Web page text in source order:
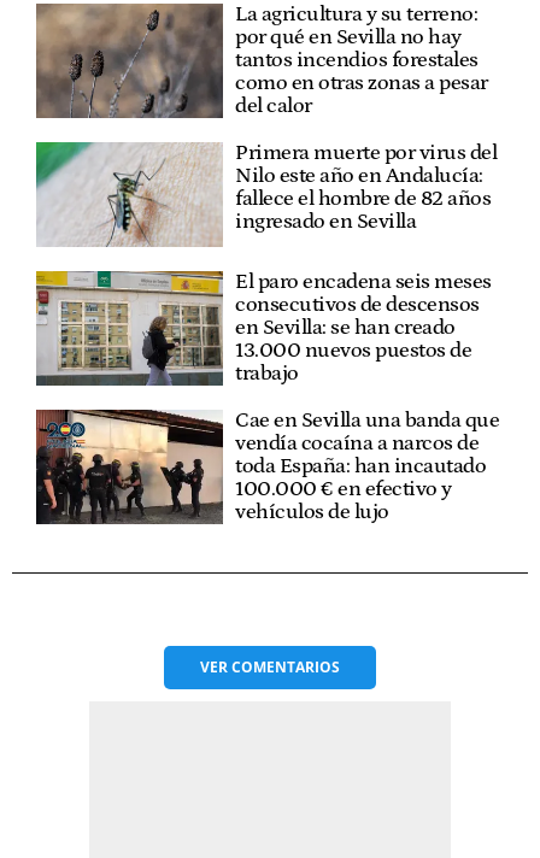
La agricultura y su terreno:
por qué en Sevilla no hay
tantos incendios forestales
como en otras zonas a pesar
del calor
Primera muerte por virus del
Nilo este año en Andalucía:
fallece el hombre de 82 años
ingresado en Sevilla
El paro encadena seis meses
consecutivos de descensos
en Sevilla: se han creado
13.000 nuevos puestos de
trabajo
Cae en Sevilla una banda que
vendía cocaína a narcos de
toda España: han incautado
100.000 € en efectivo y
vehículos de lujo
VERCOMENTARIOS